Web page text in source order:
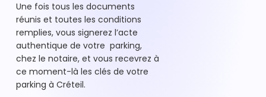
Une fois tous les documents
réunis et toutes les conditions
remplies, vous signerez l’acte
authentique de votre parking,
chez le notaire, et vous recevrez à
ce moment-là les clés de votre
parking à Créteil.